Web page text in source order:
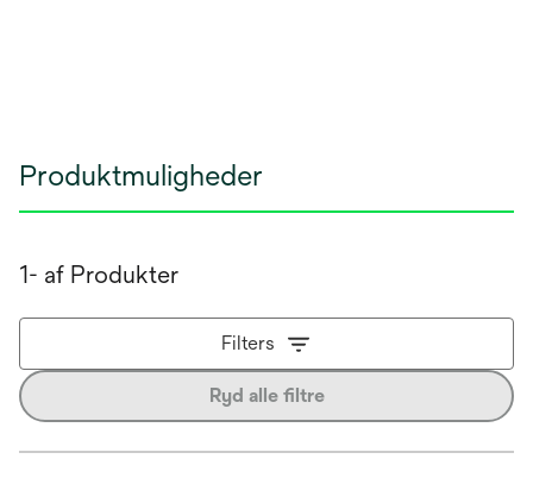
Produktmuligheder
1- af Produkter
Filters
Ryd alle filtre